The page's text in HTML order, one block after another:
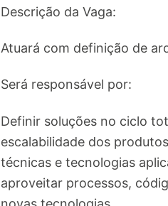
Descrição da Vaga:
Atuará com definição de
Será responsável por:
Definir soluções no ciclo
escalabilidade dos
técnicas e tecnologias
aproveitar processos,